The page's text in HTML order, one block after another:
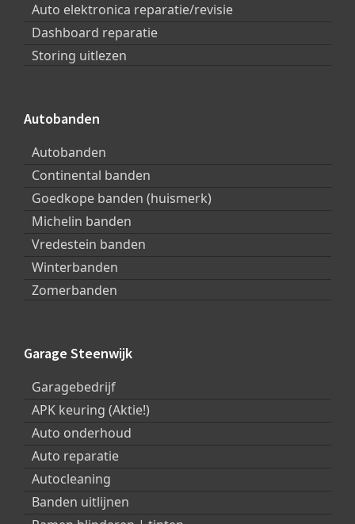
Auto elektronica reparatie/revisie
Dashboard reparatie
Storing uitlezen
Autobanden
Autobanden
Continental banden
Goedkope banden (huismerk)
Michelin banden
Vredestein banden
Winterbanden
Zomerbanden
Garage Steenwijk
Garagebedrijf
APK keuring (Aktie!)
Auto onderhoud
Auto reparatie
Autocleaning
Banden uitlijnen